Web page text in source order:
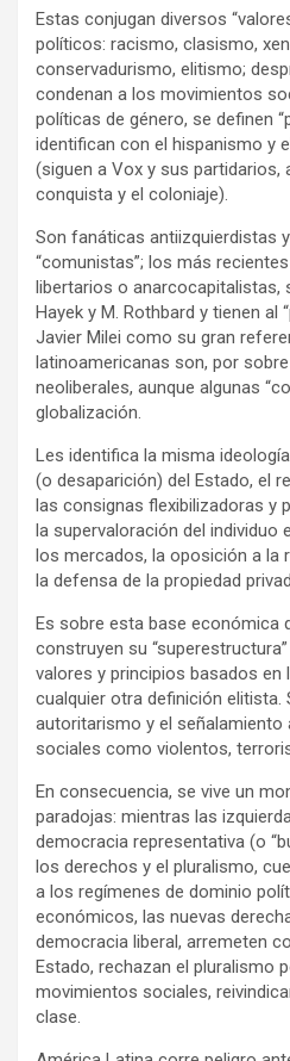
Estas conjugan diversos
políticos: racismo, clasismo,
conservadurismo, elitismo;
condenan a los movimientos
políticas de género, se definen
identifican con el hispanismo y
(siguen a Vox y sus partidarios,
conquista y el coloniaje).
Son fanáticas antiizquierdistas
“comunistas”; los más
libertarios o anarcocapitalistas,
Hayek y M. Rothbard y tienen al
Javier Milei como su gran
latinoamericanas son, por
neoliberales, aunque algunas
globalización.
Les identifica la misma
(o desaparición) del Estado, el
las consignas flexibilizadoras y
la supervaloración del individuo
los mercados, la oposición a la
la defensa de la propiedad
Es sobre esta base económica
construyen su
valores y principios basados en
cualquier otra definición elitista.
autoritarismo y el
sociales como violentos,
En consecuencia, se vive un
paradojas: mientras las
democracia representativa (o
los derechos y el pluralismo,
a los regímenes de dominio
económicos, las nuevas
democracia liberal, arremeten
Estado, rechazan el pluralismo
movimientos sociales,
clase.